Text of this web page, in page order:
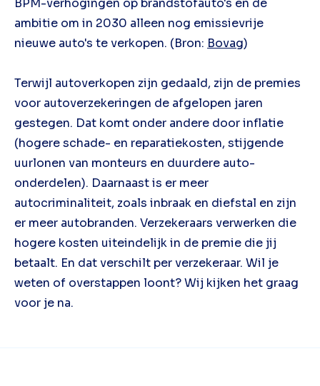
ambitie om in 2030 alleen nog emissievrije
nieuwe auto's te verkopen. (Bron: Bovag)
Terwijl autoverkopen zijn gedaald, zijn de premies
voor autoverzekeringen de afgelopen jaren
gestegen. Dat komt onder andere door inflatie
(hogere schade- en reparatiekosten, stijgende
uurlonen van monteurs en duurdere auto-
onderdelen). Daarnaast is er meer
autocriminaliteit, zoals inbraak en diefstal en zijn
er meer autobranden. Verzekeraars verwerken die
hogere kosten uiteindelijk in de premie die jij
betaalt. En dat verschilt per verzekeraar. Wil je
weten of overstappen loont? Wij kijken het graag
voor je na.